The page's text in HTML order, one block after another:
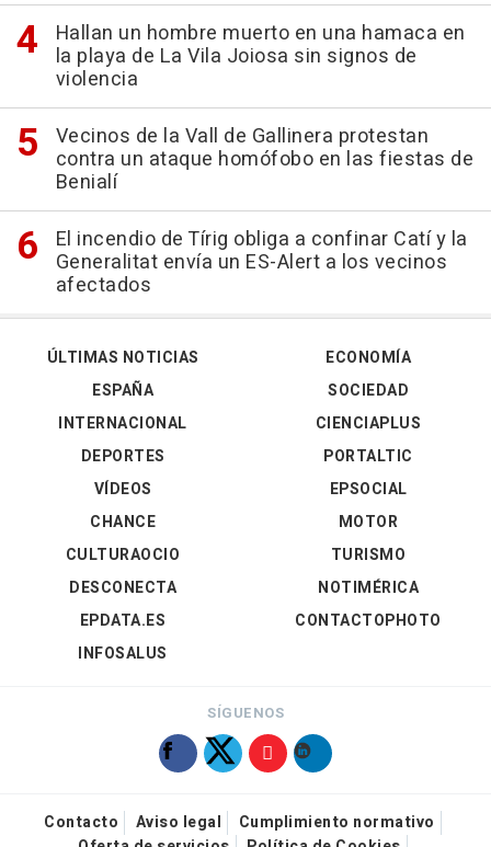
Hallan un hombre muerto en una hamaca en
la playa de La Vila Joiosa sin signos de
violencia
Vecinos de la Vall de Gallinera protestan
contra un ataque homófobo en las fiestas de
Benialí
El incendio de Tírig obliga a confinar Catí y la
Generalitat envía un ES-Alert a los vecinos
afectados
ÚLTIMAS NOTICIAS
ESPAÑA
INTERNACIONAL
DEPORTES
VÍDEOS
ECONOMÍA
SOCIEDAD
CIENCIAPLUS
PORTALTIC
EPSOCIAL
CHANCE
CULTURAOCIO
DESCONECTA
EPDATA.ES
INFOSALUS
MOTOR
TURISMO
NOTIMÉRICA
CONTACTOPHOTO
SÍGUENOS
Contacto Aviso legal
Cumplimiento normativo